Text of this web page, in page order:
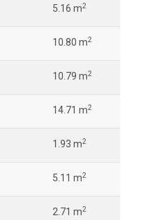
5.16 m2
10.80 m2
10.79 m2
14.71 m2
1.93 m2
5.11 m2
2.71 m2